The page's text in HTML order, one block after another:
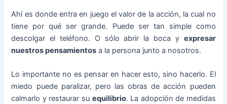
Ahí es donde entra en juego el valor de la acción, la cual no
tiene por qué ser grande. Puede ser tan simple como
descolgar el teléfono. O sólo abrir la boca y expresar
nuestros pensamientos a la persona junto a nosotros.
Lo importante no es pensar en hacer esto, sino hacerlo. El
miedo puede paralizar, pero las obras de acción pueden
calmarlo y restaurar su equilibrio. La adopción de medidas